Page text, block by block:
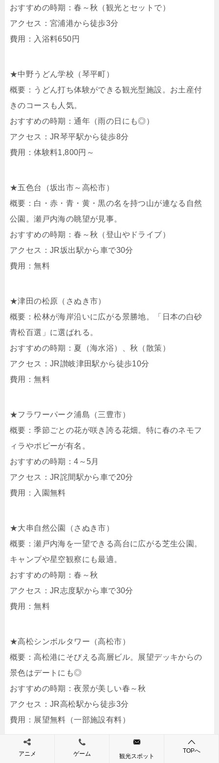
おすすめの時期：春～秋（観光とセットで）
アクセス：宮浦港から徒歩3分
費用：入浴料650円
★中野うどん学校（琴平町）
概要：うどん打ち体験ができる観光型施設。お土産付
きのコースも人気。
おすすめの時期：通年（雨の日にも◎）
アクセス：JR琴平駅から徒歩8分
費用：体験料1,800円～
★五色台（坂出市～高松市）
概要：白・赤・青・黄・黒の名を持つ山が連なる自然
公園。瀬戸内海の眺望が見事。
おすすめの時期：春～秋（登山やドライブ）
アクセス：JR坂出駅から車で30分
費用：無料
★津田の松原（さぬき市）
概要：松林が海岸沿いに広がる景勝地。「日本の白砂
青松百選」に選ばれる。
おすすめの時期：夏（海水浴）、秋（散策）
アクセス：JR讃岐津田駅から徒歩10分
費用：無料
★フラワーパーク浦島（三豊市）
概要：季節ごとの花が咲き誇る花畑。特に春のネモフ
ィラやポピーが有名。
おすすめの時期：4～5月
アクセス：JR詫間駅から車で20分
費用：入園無料
★大串自然公園（さぬき市）
概要：瀬戸内海を一望できる高台に広がる芝生公園。
キャンプや星空観察にも最適。
おすすめの時期：春～秋
アクセス：JR志度駅から車で30分
費用：無料
★高松シンボルタワー（高松市）
概要：高松港にそびえる高層ビル。展望デッキからの
景色はデートにも◎
おすすめの時期：夜景が美しい春～秋
アクセス：JR高松駅から徒歩3分
費用：展望無料（一部施設有料）
★北浜alley（高松市）
アニメ ゲーム 観光スポット
TOPへ